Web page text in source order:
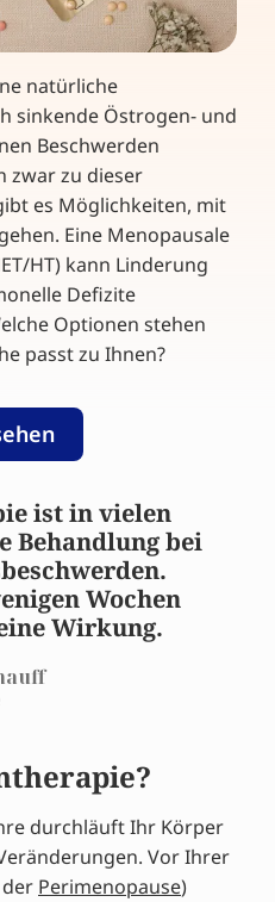
natürliche
sinkende Östrogen- und
Beschwerden
zwar zu dieser
es Möglichkeiten, mit
Eine Menopausale
HT) kann Linderung
Defizite
Optionen stehen
passt zu Ihnen?
ist in vielen
Behandlung bei
Wochen
Wirkung.
durchläuft Ihr Körper
Vor Ihrer
Perimenopause)